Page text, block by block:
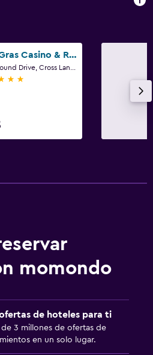
Mardi Gras Casino & Resort
momondo
de hoteles para ti
de 3 millones de ofertas de
en un solo lugar.